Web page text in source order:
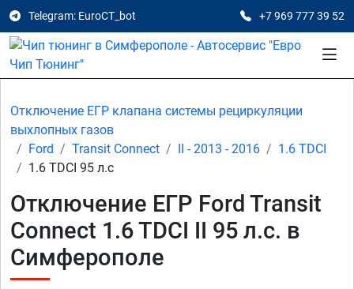
Telegram: EuroCT_bot +7 969 777 39 52
Отключение ЕГР клапана системы рециркуляции
выхлопных газов
Ford
Transit Connect II - 2013 - 2016
1.6 TDCI
1.6 TDCI 95 л.с
Отключение ЕГР Ford Transit
Connect 1.6 TDCI II 95 л.с. в
Симферополе